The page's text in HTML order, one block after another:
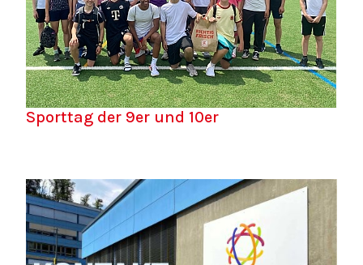
Sporttag der 9er und 10er